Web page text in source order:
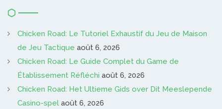
Chicken Road: Le Tutoriel Exhaustif du Jeu de Maison
de Jeu Tactique août 6, 2026
Chicken Road: Le Guide Complet du Game de
Établissement Réfléchi août 6, 2026
Chicken Road: Het Ultieme Gids over Dit Meeslepende
Casino-spel août 6, 2026